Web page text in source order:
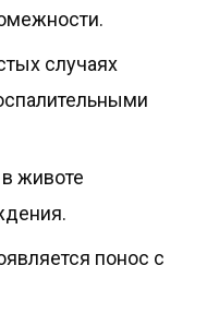
случаях
животе
понос с